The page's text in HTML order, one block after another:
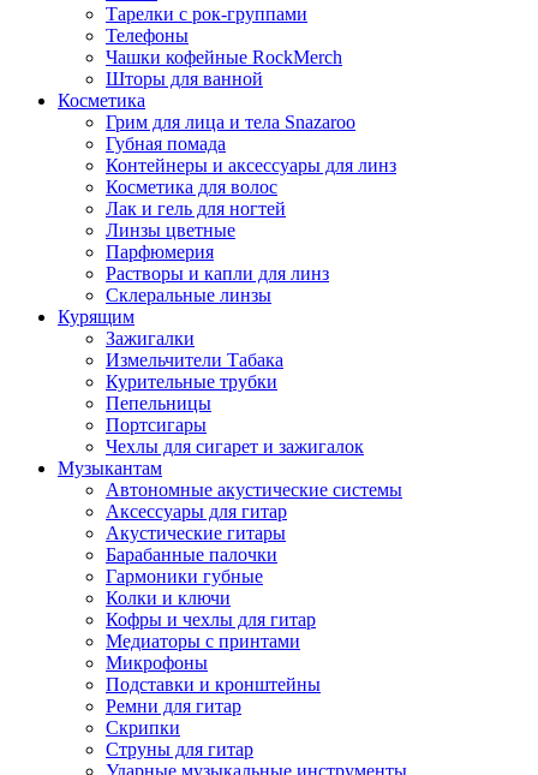
Тарелки с рок-группами
Телефоны
Чашки кофейные RockMerch
Шторы для ванной
Косметика
Грим для лица и тела Snazaroo
Губная помада
Контейнеры и аксессуары для линз
Косметика для волос
Лак и гель для ногтей
Линзы цветные
Парфюмерия
Растворы и капли для линз
Склеральные линзы
Курящим
Зажигалки
Измельчители Табака
Курительные трубки
Пепельницы
Портсигары
Чехлы для сигарет и зажигалок
Музыкантам
Автономные акустические системы
Аксессуары для гитар
Акустические гитары
Барабанные палочки
Гармоники губные
Колки и ключи
Кофры и чехлы для гитар
Медиаторы с принтами
Микрофоны
Подставки и кронштейны
Ремни для гитар
Скрипки
Струны для гитар
Ударные музыкальные инструменты